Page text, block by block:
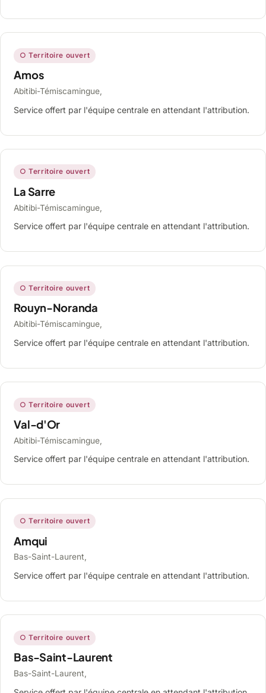
○ Territoire ouvert
Amos
Abitibi-Témiscamingue,
Service offert par l'équipe centrale en attendant l'attribution.
○ Territoire ouvert
La Sarre
Abitibi-Témiscamingue,
Service offert par l'équipe centrale en attendant l'attribution.
○ Territoire ouvert
Rouyn-Noranda
Abitibi-Témiscamingue,
Service offert par l'équipe centrale en attendant l'attribution.
○ Territoire ouvert
Val-d'Or
Abitibi-Témiscamingue,
Service offert par l'équipe centrale en attendant l'attribution.
○ Territoire ouvert
Amqui
Bas-Saint-Laurent,
Service offert par l'équipe centrale en attendant l'attribution.
○ Territoire ouvert
Bas-Saint-Laurent
Bas-Saint-Laurent,